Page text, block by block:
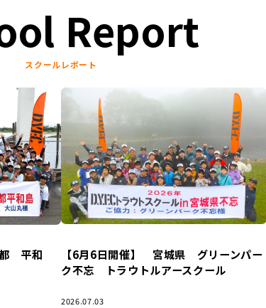
Report
スクールレポート
平和
【6月6日開催】 宮城県 グリーンパー
ク不忘 トラウトルアースクール
2026.07.03